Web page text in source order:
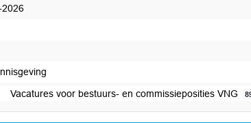
Vacatures voor bestuurs- en commissieposities VNG